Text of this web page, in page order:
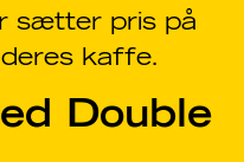
sætter pris på
kaffe.
Double